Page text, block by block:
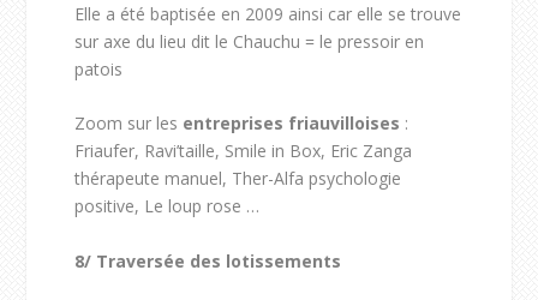
Elle a été baptisée en 2009 ainsi car elle se trouve
sur axe du lieu dit le Chauchu = le pressoir en
patois
Zoom sur les entreprises friauvilloises :
Friaufer, Ravi’taille, Smile in Box, Eric Zanga
thérapeute manuel, Ther-Alfa psychologie
positive, Le loup rose …
8/ Traversée des lotissements